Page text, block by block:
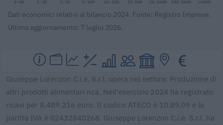
0-1M 1-2M 2-5M 5-10M 10-25M 25-50M 50-100M 100-500M >500M
Dati economici relativi al bilancio 2024. Fonte: Registro Imprese.
Ultimo aggiornamento: 7 luglio 2026.
Giuseppe Lorenzon C.i.e. S.r.l. opera nel settore: Produzione di
altri prodotti alimentari nca. Nell'esercizio 2024 ha registrato
ricavi per 8.489.216 euro. Il codice ATECO è 10.89.09 e la
partita IVA è 02432840268. Giuseppe Lorenzon C.i.e. S.r.l. ha